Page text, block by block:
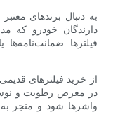
به دنبال برندهای
دارندگان خودرو که
فیلترها
از خرید فیلترهای
در معرض رطوبت و
واشرها شود و منجر